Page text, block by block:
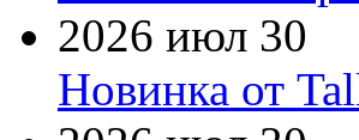
2026 июл 30
Новинка от